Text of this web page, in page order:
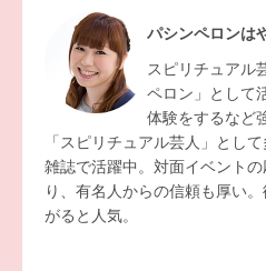
パシンペロンは
スピリチュアル
ペロン」として
体験をするなど
「スピリチュアル芸人」とし
雑誌で活躍中。対面イベント
り、有名人からの信頼も厚い
がると人気。